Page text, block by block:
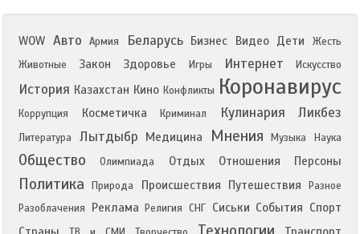
WOW Авто Армия Беларусь Бизнес Видео Дети
Жесть
Животные
Закон Здоровье Игры Интернет Искусство
История Казахстан Кино Конфликты Коронавирус
Коррупция Косметичка Криминал Кулинария Ликбез
Литература Лытдыбр Медицина Мнения Музыка Наука
Общество Олимпиада Отдых Отношения Персоны
Политика Природа Происшествия Путешествия
Разное
Разоблачения
Реклама Религия СНГ Сиськи События Спорт